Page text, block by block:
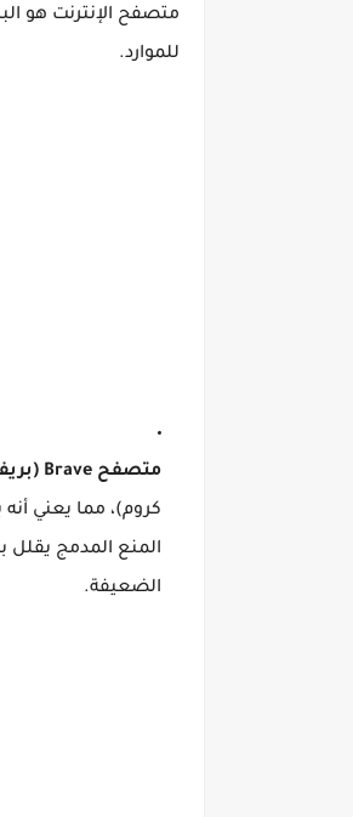
متصفح الإنترنت هو
للموارد.
متصفح Brave (بريف):
كروم)، مما يعني
المنع المدمج يقلل
الضعيفة.